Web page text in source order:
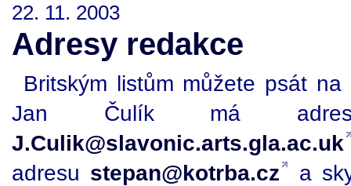
22. 11. 2003
Adresy redakce
Britským listům můžete psát
Jan Čulík má
J.Culik@slavonic.arts.gla.ac.uk
adresu stepan@kotrba.cz
a